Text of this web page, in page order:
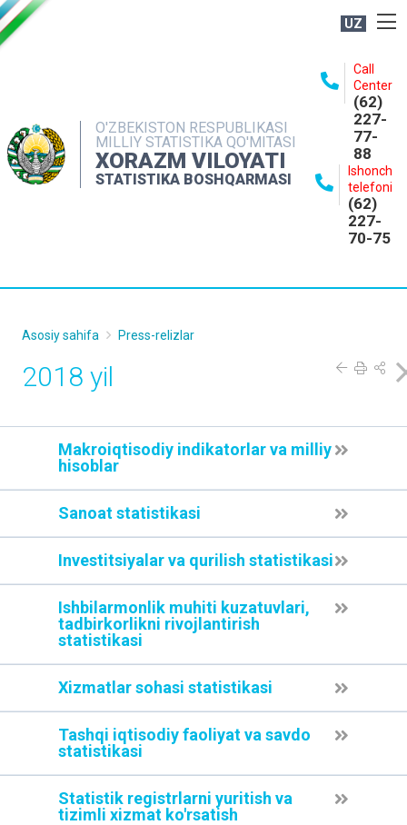
UZ
O'ZBEKISTON RESPUBLIKASI
MILLIY STATISTIKA QO'MITASI
XORAZM VILOYATI
STATISTIKA BOSHQARMASI
Call
Center
(62)
227-
77-
88
Ishonch
telefoni
(62)
227-
70-75
NASHRLAR
INTERAKTIV XIZMATLAR
MATBUOT XIZMATI
Asosiy sahifa Press-relizlar
2018 yil
Makroiqtisodiy indikatorlar va milliy
hisoblar
Sanoat statistikasi
Investitsiyalar va qurilish statistikasi
Ishbilarmonlik muhiti kuzatuvlari,
tadbirkorlikni rivojlantirish
statistikasi
Xizmatlar sohasi statistikasi
Tashqi iqtisodiy faoliyat va savdo
statistikasi
Statistik registrlarni yuritish va
tizimli xizmat ko'rsatish